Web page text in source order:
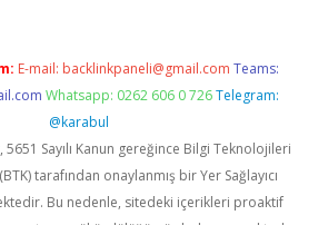
E-mail: backlinkpaneli@gmail.com Teams:
Whatsapp: 0262 606 0 726 Telegram:
@karabul
5651 Sayılı Kanun gereğince Bilgi Teknolojileri
tarafından onaylanmış bir Yer Sağlayıcı
Bu nedenle, sitedeki içerikleri proaktif